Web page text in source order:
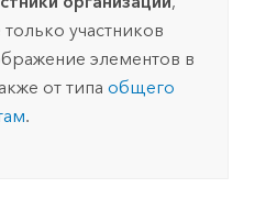
участников
элементов в
от типа общего
.